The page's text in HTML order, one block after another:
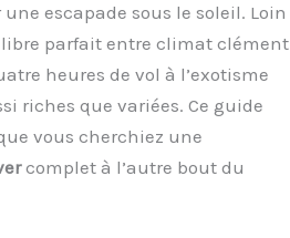
escapade sous le soleil. Loin
parfait entre climat clément
heures de vol à l’exotisme
riches que variées. Ce guide
vous cherchiez une
complet à l’autre bout du